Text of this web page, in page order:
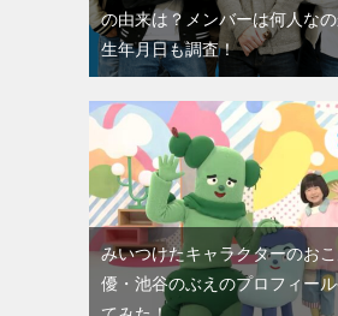
の由来は？メンバーは何人な
生年月日も調査！
みいつけたキャラクターのお
優・池谷のぶえのプロフィー